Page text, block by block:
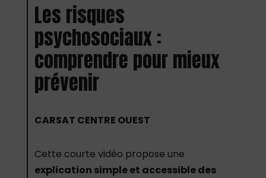
Les risques
psychosociaux :
comprendre pour mieux
prévenir
CARSAT CENTRE OUEST
Cette courte vidéo propose une
explication simple et accessible des